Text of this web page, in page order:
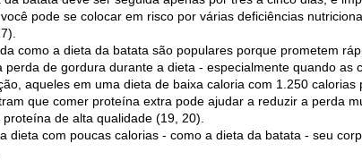
pode se colocar em risco por várias deficiências
como a dieta da batata são populares porque prometem
perda de gordura durante a dieta - especialmente quando as
aqueles em uma dieta de baixa caloria com 1.250
que comer proteína extra pode ajudar a reduzir a perda
de alta qualidade (19, 20).
dieta com poucas calorias - como a dieta da batata - seu